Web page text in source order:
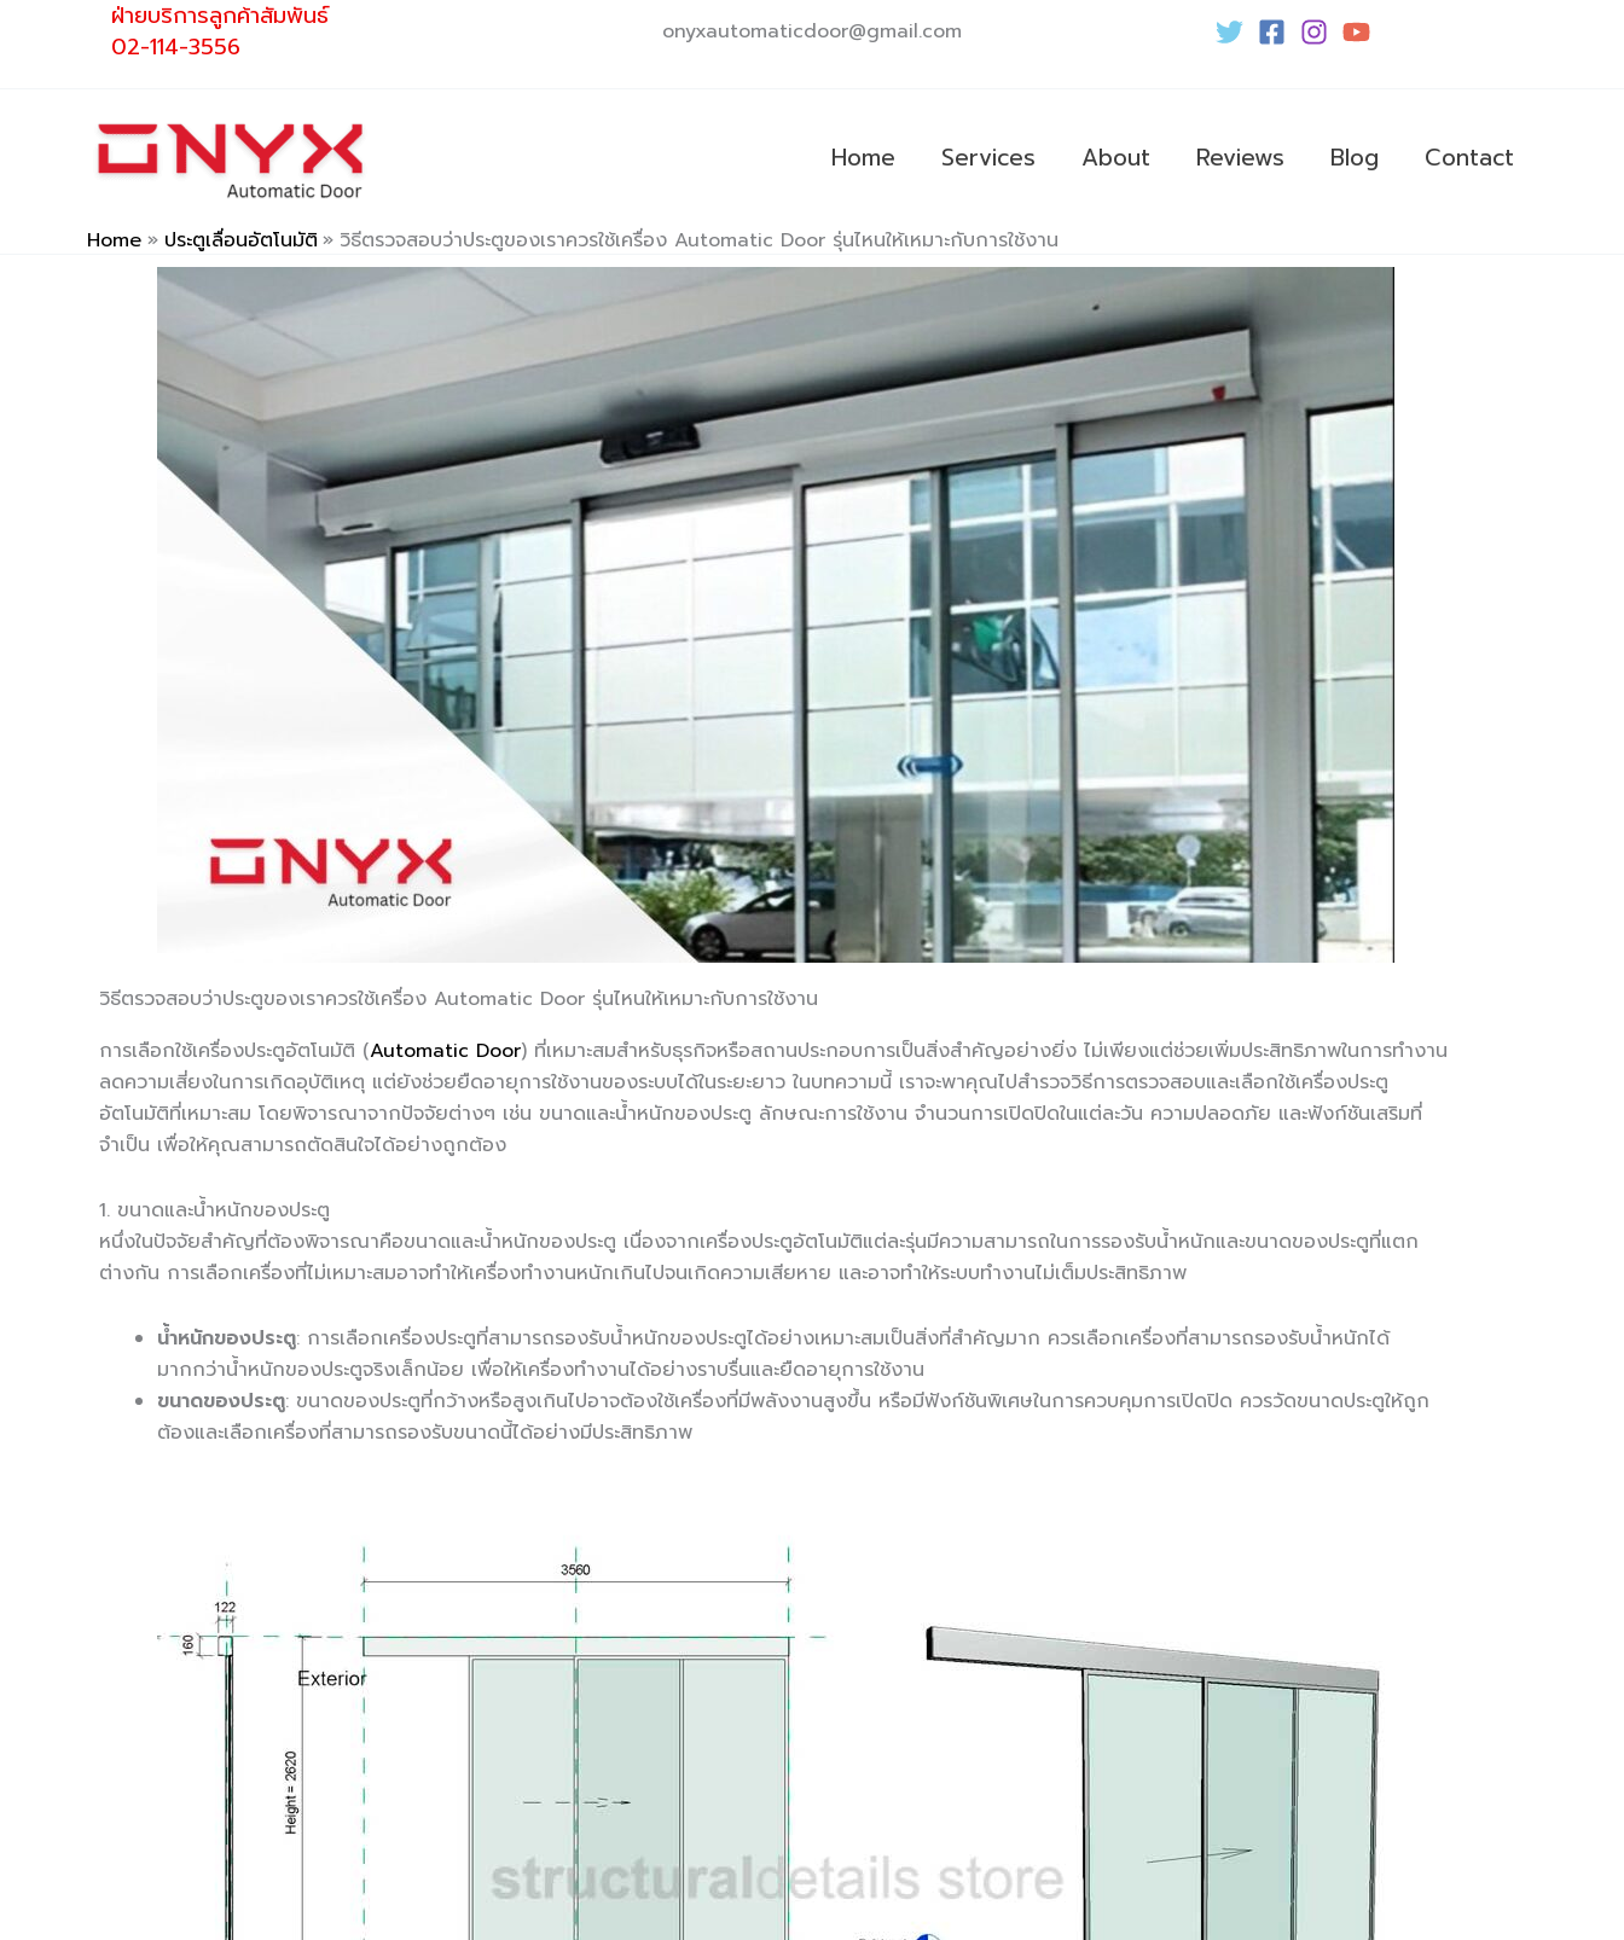
ฝ่ายบริการลูกค้าสัมพันธ์
02-114-3556
onyxautomaticdoor@gmail.com
Home Services About Reviews Blog Contact
Home ประตูเลื่อนอัตโนมัติ วิธีตรวจสอบว่าประตูของเราควรใช้เครื่อง Automatic Door รุ่นไหนให้เหมาะกับการใช้งาน
วิธีตรวจสอบว่าประตูของเราควรใช้เครื่อง Automatic Door รุ่นไหนให้เหมาะกับการใช้งาน
การเลือกใช้เครื่องประตูอัตโนมัติ (Automatic Door) ที่เหมาะสมสำหรับธุรกิจหรือสถานประกอบการเป็นสิ่งสำคัญอย่างยิ่ง ไม่เพียงแต่ช่วยเพิ่มประสิทธิภาพในการทำงาน
ลดความเสี่ยงในการเกิดอุบัติเหตุ แต่ยังช่วยยืดอายุการใช้งานของระบบได้ในระยะยาว ในบทความนี้ เราจะพาคุณไปสำรวจวิธีการตรวจสอบและเลือกใช้เครื่องประตู
อัตโนมัติที่เหมาะสม โดยพิจารณาจากปัจจัยต่างๆ เช่น ขนาดและน้ำหนักของประตู ลักษณะการใช้งาน จำนวนการเปิดปิดในแต่ละวัน ความปลอดภัย และฟังก์ชันเสริมที่
จำเป็น เพื่อให้คุณสามารถตัดสินใจได้อย่างถูกต้อง
1. ขนาดและน้ำหนักของประตู
หนึ่งในปัจจัยสำคัญที่ต้องพิจารณาคือขนาดและน้ำหนักของประตู เนื่องจากเครื่องประตูอัตโนมัติแต่ละรุ่นมีความสามารถในการรองรับน้ำหนักและขนาดของประตูที่แตก
ต่างกัน การเลือกเครื่องที่ไม่เหมาะสมอาจทำให้เครื่องทำงานหนักเกินไปจนเกิดความเสียหาย และอาจทำให้ระบบทำงานไม่เต็มประสิทธิภาพ
น้ำหนักของประตู: การเลือกเครื่องประตูที่สามารถรองรับน้ำหนักของประตูได้อย่างเหมาะสมเป็นสิ่งที่สำคัญมาก ควรเลือกเครื่องที่สามารถรองรับน้ำหนักได้
มากกว่าน้ำหนักของประตูจริงเล็กน้อย เพื่อให้เครื่องทำงานได้อย่างราบรื่นและยืดอายุการใช้งาน
ขนาดของประตู: ขนาดของประตูที่กว้างหรือสูงเกินไปอาจต้องใช้เครื่องที่มีพลังงานสูงขึ้น หรือมีฟังก์ชันพิเศษในการควบคุมการเปิดปิด ควรวัดขนาดประตูให้ถูก
ต้องและเลือกเครื่องที่สามารถรองรับขนาดนี้ได้อย่างมีประสิทธิภาพ